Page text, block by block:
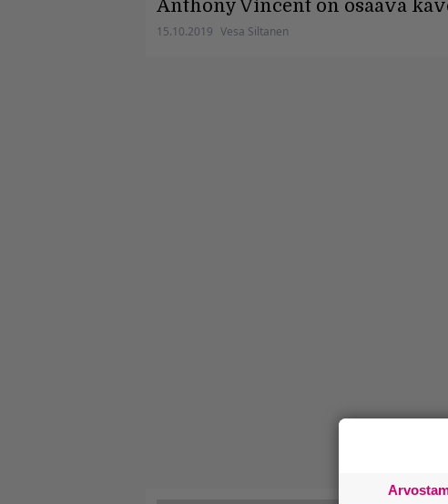
Anthony Vincent on osaava
15.10.2019 Vesa Siltanen